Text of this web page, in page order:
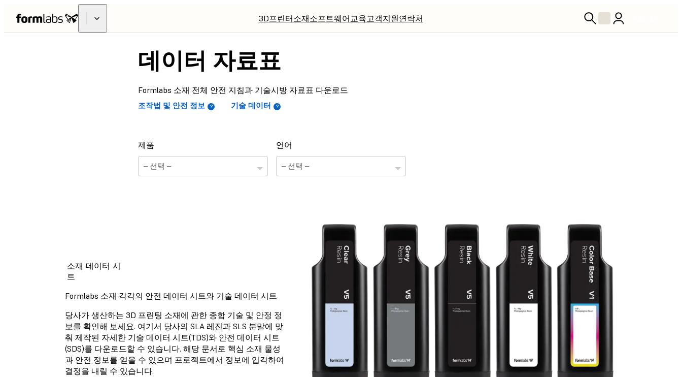
3D프린터소재소프트웨어교육고객지원연락처
데이터 자료표
Formlabs 소재 전체 안전 지침과 기술시방 자료표 다운로드
조작법 및 안전 정보 기술 데이터
제품 언어
안전 정보 자료표
선택하신 소재는 현재 안전정
보 자료표를 준비하는 중입니
다.
소재 데이터 시
트
Formlabs 소재 각각의 안전 데이터 시트와 기술 데이터 시트
당사가 생산하는 3D 프린팅 소재에 관한 종합 기술 및 안정 정
보를 확인해 보세요. 여기서 당사의 SLA 레진과 SLS 분말에 맞
춰 제작된 자세한 기술 데이터 시트(TDS)와 안전 데이터 시트
(SDS)를 다운로드할 수 있습니다. 해당 문서로 핵심 소재 물성
과 안전 정보를 얻을 수 있으며 프로젝트에서 정보에 입각하여
결정을 내릴 수 있습니다.